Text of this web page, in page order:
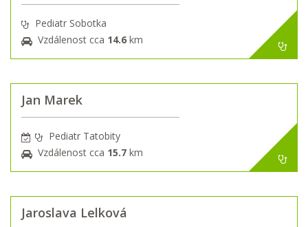
Pediatr Sobotka
Vzdálenost cca 14.6 km
Jan Marek
Pediatr Tatobity
Vzdálenost cca 15.7 km
Jaroslava Lelková